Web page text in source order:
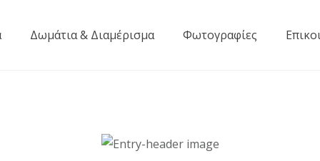
Δωμάτια & Διαμέρισμα Φωτογραφίες